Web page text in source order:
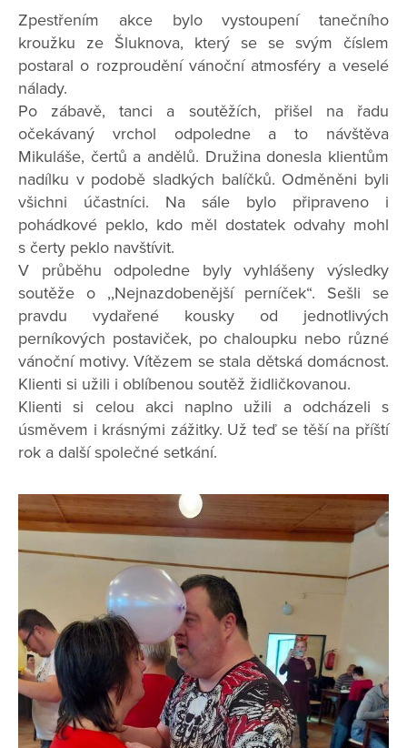
Zpestřením akce bylo vystoupení tanečního
kroužku ze Šluknova, který se se svým číslem
postaral o rozproudění vánoční atmosféry a veselé
nálady.
Po zábavě, tanci a soutěžích, přišel na řadu
očekávaný vrchol odpoledne a to návštěva
Mikuláše, čertů a andělů. Družina donesla klientům
nadílku v podobě sladkých balíčků. Odměněni byli
všichni účastníci. Na sále bylo připraveno i
pohádkové peklo, kdo měl dostatek odvahy mohl
s čerty peklo navštívit.
V průběhu odpoledne byly vyhlášeny výsledky
soutěže o ,,Nejnazdobenější perníček“. Sešli se
pravdu vydařené kousky od jednotlivých
perníkových postaviček, po chaloupku nebo různé
vánoční motivy. Vítězem se stala dětská domácnost.
Klienti si užili i oblíbenou soutěž židličkovanou.
Klienti si celou akci naplno užili a odcházeli s
úsměvem i krásnými zážitky. Už teď se těší na příští
rok a další společné setkání.